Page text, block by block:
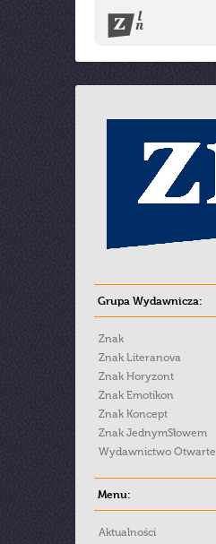
Grupa Wydawnicza:
Znak
Znak Literanova
Znak Horyzont
Znak Emotikon
Znak Koncept
Znak JednymSłowem
Wydawnictwo Otwarte
Menu:
Aktualności